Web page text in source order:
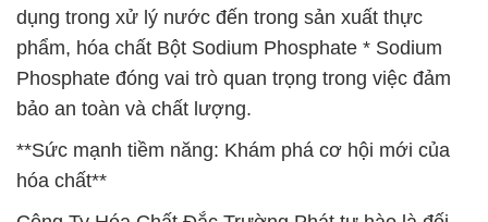
dụng trong xử lý nước đến trong sản xuất thực
phẩm, hóa chất Bột Sodium Phosphate * Sodium
Phosphate đóng vai trò quan trọng trong việc đảm
bảo an toàn và chất lượng.
**Sức mạnh tiềm năng: Khám phá cơ hội mới của
hóa chất**